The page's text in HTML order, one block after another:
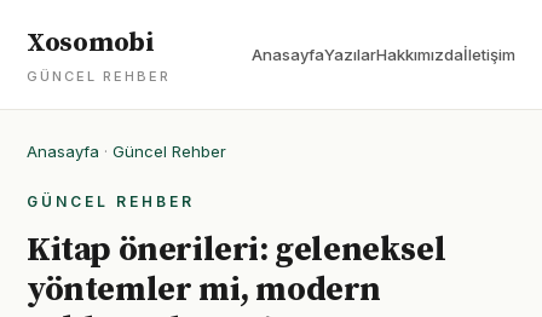
Xosomobi
GÜNCEL REHBER
AnasayfaYazılarHakkımızdaİletişim
Anasayfa · Güncel Rehber
GÜNCEL REHBER
Kitap önerileri: geleneksel
yöntemler mi, modern